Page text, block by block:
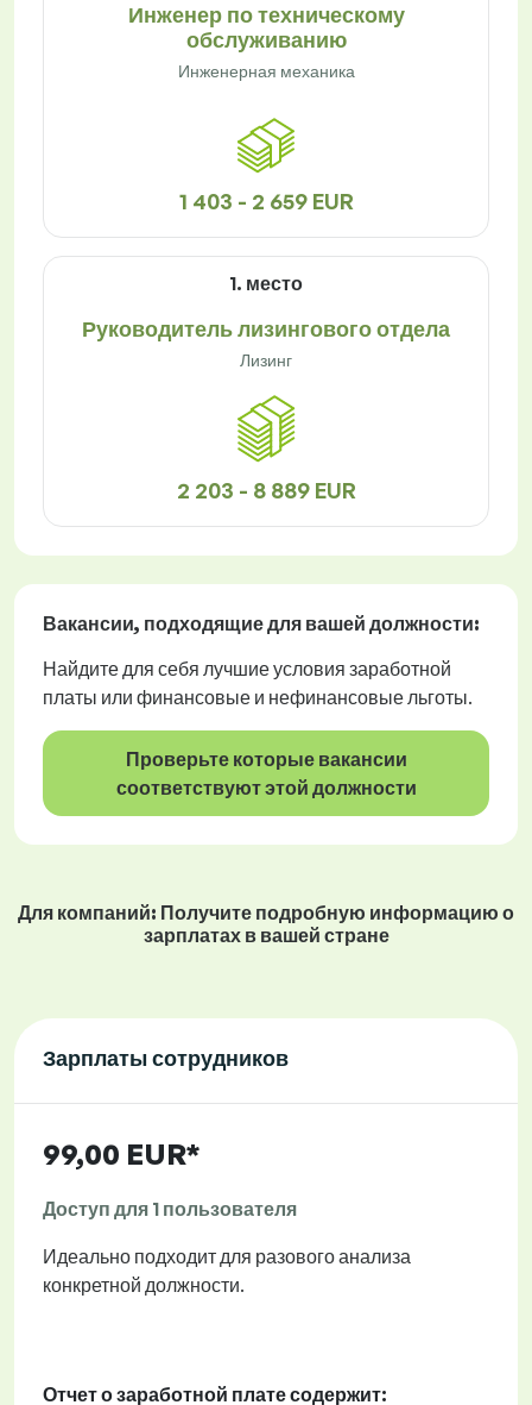
Инженер по техническому
обслуживанию
Инженерная механика
1 403 - 2 659 EUR
1. место
Руководитель лизингового отдела
Лизинг
2 203 - 8 889 EUR
Вакансии, подходящие для вашей должности:
Найдите для себя лучшие условия заработной
платы или финансовые и нефинансовые льготы.
Проверьте которые вакансии
соответствуют этой должности
Для компаний: Получите подробную информацию о
зарплатах в вашей стране
Зарплаты сотрудников
99,00 EUR*
Доступ для 1 пользователя
Идеально подходит для разового анализа
конкретной должности.
Отчет о заработной плате содержит: